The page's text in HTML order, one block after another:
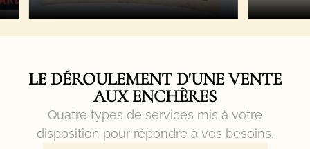
LE DÉROULEMENT D'UNE VENTE
AUX ENCHÈRES​
Quatre types de services mis à votre
disposition pour répondre à vos besoins.